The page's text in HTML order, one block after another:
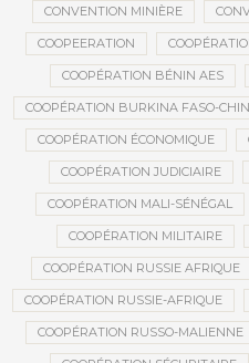
CONVENTION MINIÈRE
COOPEERATION
COOPÉRATION BÉNIN AES
COOPÉRATION BURKINA FASO-
COOPÉRATION ÉCONOMIQUE
COOPÉRATION JUDICIAIRE
COOPÉRATION MALI-SÉNÉGAL
COOPÉRATION MILITAIRE
COOPÉRATION RUSSIE AFRIQUE
COOPÉRATION RUSSIE-AFRIQUE
COOPÉRATION RUSSO-MALIENNE